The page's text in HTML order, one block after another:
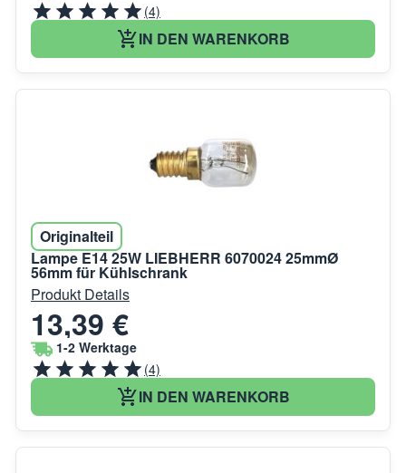
(4)
IN DEN WARENKORB
Originalteil
Lampe E14 25W LIEBHERR 6070024 25mmØ
56mm für Kühlschrank
Produkt Details
13,39 €
1-2 Werktage
(4)
IN DEN WARENKORB